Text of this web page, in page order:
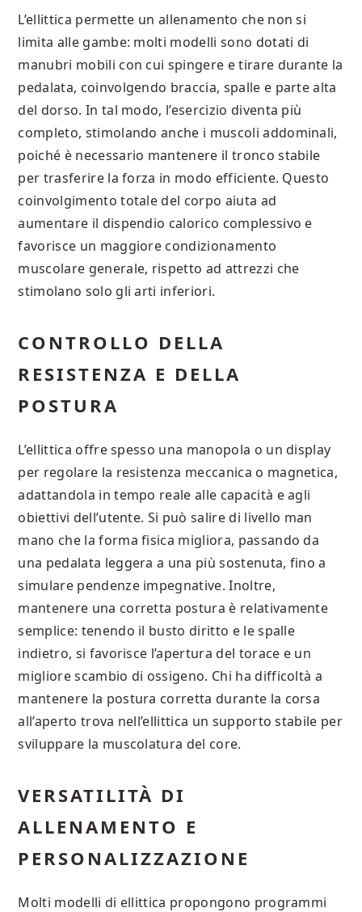
L’ellittica permette un allenamento che non si
limita alle gambe: molti modelli sono dotati di
manubri mobili con cui spingere e tirare durante la
pedalata, coinvolgendo braccia, spalle e parte alta
del dorso. In tal modo, l’esercizio diventa più
completo, stimolando anche i muscoli addominali,
poiché è necessario mantenere il tronco stabile
per trasferire la forza in modo efficiente. Questo
coinvolgimento totale del corpo aiuta ad
aumentare il dispendio calorico complessivo e
favorisce un maggiore condizionamento
muscolare generale, rispetto ad attrezzi che
stimolano solo gli arti inferiori.
CONTROLLO DELLA
RESISTENZA E DELLA
POSTURA
L’ellittica offre spesso una manopola o un display
per regolare la resistenza meccanica o magnetica,
adattandola in tempo reale alle capacità e agli
obiettivi dell’utente. Si può salire di livello man
mano che la forma fisica migliora, passando da
una pedalata leggera a una più sostenuta, fino a
simulare pendenze impegnative. Inoltre,
mantenere una corretta postura è relativamente
semplice: tenendo il busto diritto e le spalle
indietro, si favorisce l’apertura del torace e un
migliore scambio di ossigeno. Chi ha difficoltà a
mantenere la postura corretta durante la corsa
all’aperto trova nell’ellittica un supporto stabile per
sviluppare la muscolatura del core.
VERSATILITÀ DI
ALLENAMENTO E
PERSONALIZZAZIONE
Molti modelli di ellittica propongono programmi